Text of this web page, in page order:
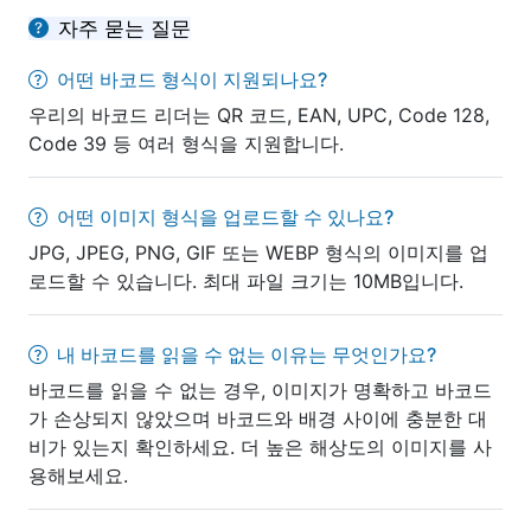
자주 묻는 질문
어떤 바코드 형식이 지원되나요?
우리의 바코드 리더는 QR 코드, EAN, UPC, Code 128,
Code 39 등 여러 형식을 지원합니다.
어떤 이미지 형식을 업로드할 수 있나요?
JPG, JPEG, PNG, GIF 또는 WEBP 형식의 이미지를 업
로드할 수 있습니다. 최대 파일 크기는 10MB입니다.
내 바코드를 읽을 수 없는 이유는 무엇인가요?
바코드를 읽을 수 없는 경우, 이미지가 명확하고 바코드
가 손상되지 않았으며 바코드와 배경 사이에 충분한 대
비가 있는지 확인하세요. 더 높은 해상도의 이미지를 사
용해보세요.